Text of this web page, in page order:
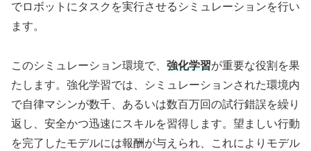
でロボットにタスクを実行させるシミュレーションを行い
ます。
このシミュレーション環境で、 強化学習が重要な役割を果
たします。強化学習では、シミュレーションされた環境内
で自律マシンが数千、あるいは数百万回の試行錯誤を繰り
返し、安全かつ迅速にスキルを習得します。望ましい行動
を完了したモデルには報酬が与えられ、これによりモデル